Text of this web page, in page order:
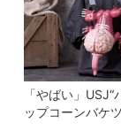
「やばい」USJ“
ップコーンバケ